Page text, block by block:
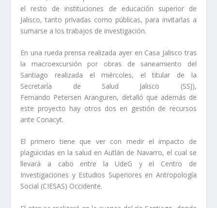
el resto de instituciones de educación superior de
Jalisco, tanto privadas como públicas, para invitarlas a
sumarse a los trabajos de investigación.
En una rueda prensa realizada ayer en Casa Jalisco tras
la macroexcursión por obras de saneamiento del
Santiago realizada el miércoles, el titular de la
Secretaría de Salud Jalisco (SSJ),
Fernando Petersen Aranguren, detalló que además de
este proyecto hay otros dos en gestión de recursos
ante Conacyt.
El primero tiene que ver con medir el impacto de
plaguicidas en la salud en Autlán de Navarro, el cual se
llevará a cabo entre la UdeG y el Centro de
Investigaciones y Estudios Superiores en Antropología
Social (CIESAS) Occidente.